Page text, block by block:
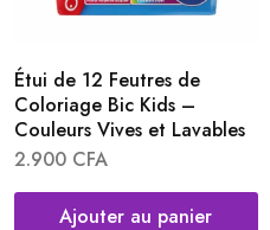
Étui de 12 Feutres de
Coloriage Bic Kids –
Couleurs Vives et Lavables
2.900 CFA
Ajouter au panier